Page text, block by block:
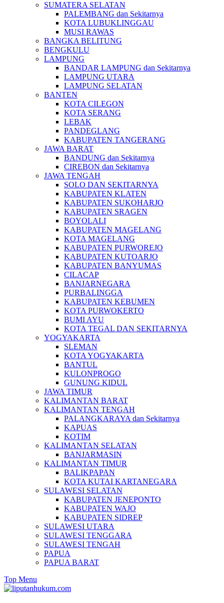
SUMATERA SELATAN
PALEMBANG dan Sekitarnya
KOTA LUBUKLINGGAU
MUSI RAWAS
BANGKA BELITUNG
BENGKULU
LAMPUNG
BANDAR LAMPUNG dan Sekitarnya
LAMPUNG UTARA
LAMPUNG SELATAN
BANTEN
KOTA CILEGON
KOTA SERANG
LEBAK
PANDEGLANG
KABUPATEN TANGERANG
JAWA BARAT
BANDUNG dan Sekitarnya
CIREBON dan Sekitarnya
JAWA TENGAH
SOLO DAN SEKITARNYA
KABUPATEN KLATEN
KABUPATEN SUKOHARJO
KABUPATEN SRAGEN
BOYOLALI
KABUPATEN MAGELANG
KOTA MAGELANG
KABUPATEN PURWOREJO
KABUPATEN KUTOARJO
KABUPATEN BANYUMAS
CILACAP
BANJARNEGARA
PURBALINGGA
KABUPATEN KEBUMEN
KOTA PURWOKERTO
BUMI AYU
KOTA TEGAL DAN SEKITARNYA
YOGYAKARTA
SLEMAN
KOTA YOGYAKARTA
BANTUL
KULONPROGO
GUNUNG KIDUL
JAWA TIMUR
KALIMANTAN BARAT
KALIMANTAN TENGAH
PALANGKARAYA dan Sekitarnya
KAPUAS
KOTIM
KALIMANTAN SELATAN
BANJARMASIN
KALIMANTAN TIMUR
BALIKPAPAN
KOTA KUTAI KARTANEGARA
SULAWESI SELATAN
KABUPATEN JENEPONTO
KABUPATEN WAJO
KABUPATEN SIDREP
SULAWESI UTARA
SULAWESI TENGGARA
SULAWESI TENGAH
PAPUA
PAPUA BARAT
Top Menu